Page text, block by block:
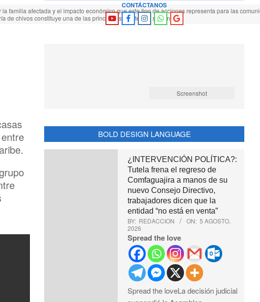
familia afectada y el impacto económico que este tipo de acciones representa para las
de chivos constituye una de las principales fuentes de sustento.
CONTÁCTANOS
Screenshot
BOLD DESIGN LANGUAGE
¿INTERVENCIÓN POLÍTICA?:
Tutela frena el regreso de
Comfaguajira a manos de su
nuevo Consejo Directivo,
trabajadores dicen que la
entidad “no está en venta”
BY: REDACCION ON: 5 AGOSTO,
2026
Spread the love
Spread the loveLa decisión judicial